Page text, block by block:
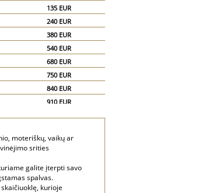
135 EUR
240 EUR
380 EUR
540 EUR
680 EUR
750 EUR
840 EUR
910 EUR
1 050 EUR
1 400 EUR
moteriškų, vaikų ar
srities
galite įterpti savo
spalvas.
kurioje